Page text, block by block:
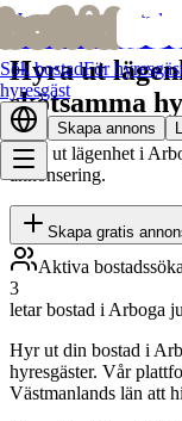
bofrid
Sök bostadFör
hyresgäst
Skapa annons
Hem/ Hyr ut bostad
Hyra ut
skötsamma
Hyra ut lägenhet i
annonsering.
Skapa gratis
Aktiva
3
letar bostad i Arboga
Hyr ut din bostad i
hyresgäster. Vår
Västmanlands län att